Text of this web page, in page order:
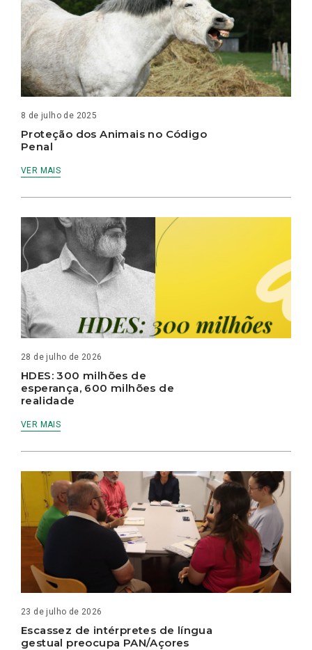
8 de julho de 2025
Proteção dos Animais no Código
Penal
VER MAIS
28 de julho de 2026
HDES: 300 milhões de
esperança, 600 milhões de
realidade
VER MAIS
23 de julho de 2026
Escassez de intérpretes de língua
gestual preocupa PAN/Açores